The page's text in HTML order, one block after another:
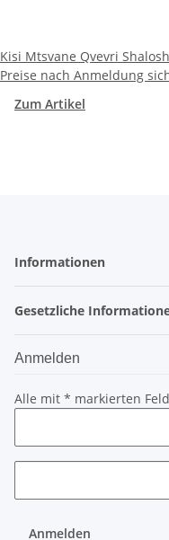
Kisi Mtsvane Qvevri
Preise nach Anmeldung
Zum Artikel
Informationen
Gesetzliche
Anmelden
Alle mit * markierten
Anmelden